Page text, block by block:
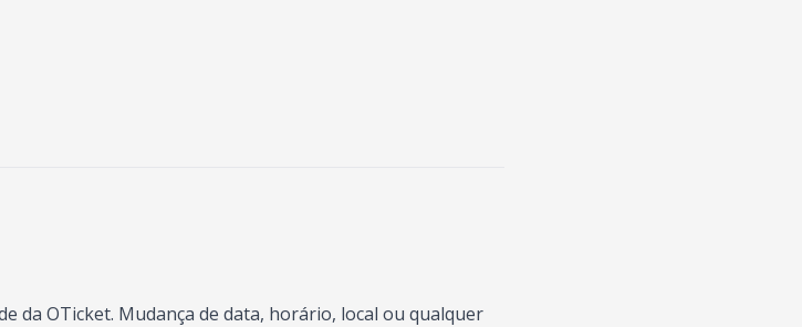
da OTicket. Mudança de data, horário, local ou qualquer